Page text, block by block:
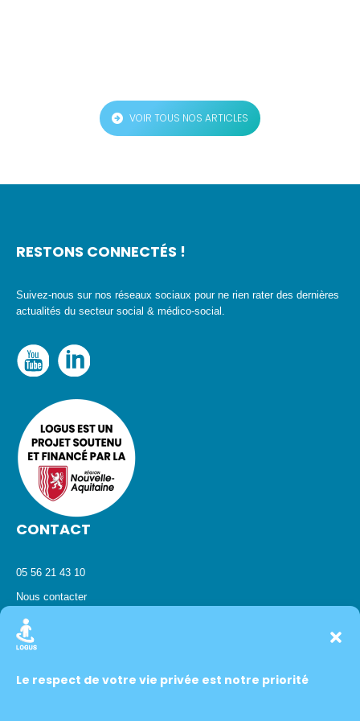
Le respect de votre vie privée est notre priorité
VOIR TOUS NOS ARTICLES
RESTONS CONNECTÉS !
Suivez-nous sur nos réseaux sociaux pour ne rien rater des dernières
actualités du secteur social & médico-social.
CONTACT
05 56 21 43 10
Nous contacter
SYS1 - Saint-Jean-d'Illac
ACCÈS RAPIDE